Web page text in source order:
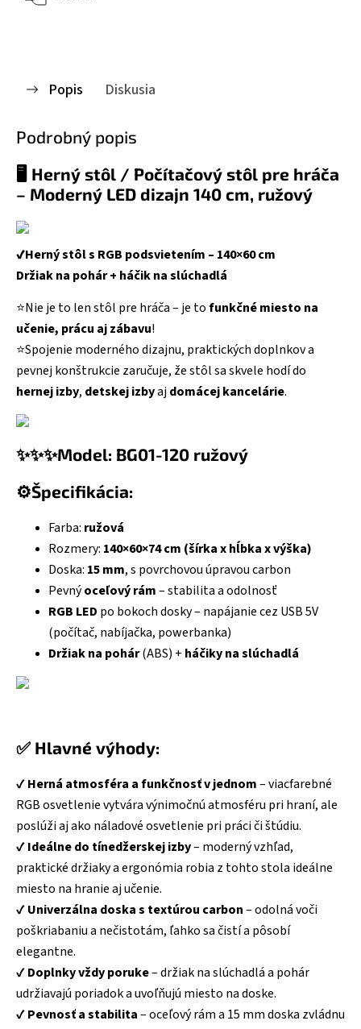
Popis Diskusia
Podrobný popis
🖥️ Herný stôl / Počítačový stôl pre hráča
– Moderný LED dizajn 140 cm, ružový
✔️Herný stôl s RGB podsvietením – 140×60 cm
Držiak na pohár + háčik na slúchadlá
⭐Nie je to len stôl pre hráča – je tofunkčné miesto na
učenie, prácu aj zábavu!
⭐Spojenie moderného dizajnu, praktických doplnkov a
pevnej konštrukcie zaručuje, že stôl sa skvele hodí do
hernej izby, detskej izbyajdomácej kancelárie.
✨✨✨Model: BG01-120 ružový
⚙️Špecifikácia:
Farba: ružová
Rozmery: 140×60×74 cm (šírka x hĺbka x výška)
Doska: 15 mm, s povrchovou úpravou carbon
Pevnýoceľový rám– stabilita a odolnosť
RGB LED po bokoch dosky – napájanie cez USB 5V
(počítač, nabíjačka, powerbanka)
Držiak na pohár(ABS) + háčiky na slúchadlá
✅ Hlavné výhody:
✔️Herná atmosféra a funkčnosť v jednom– viacfarebné
RGB osvetlenie vytvára výnimočnú atmosféru pri hraní, ale
poslúži aj ako náladové osvetlenie pri práci či štúdiu.
✔️Ideálne do tínedžerskej izby– moderný vzhľad,
praktické držiaky a ergonómia robia z tohto stola ideálne
miesto na hranie aj učenie.
✔️Univerzálna doska s textúrou carbon– odolná voči
poškriabaniu a nečistotám, ľahko sa čistí a pôsobí
elegantne.
✔️Doplnky vždy poruke– držiak na slúchadlá a pohár
udržiavajú poriadok a uvoľňujú miesto na doske.
✔️Pevnosť a stabilita– oceľový rám a 15 mm doska zvládnu